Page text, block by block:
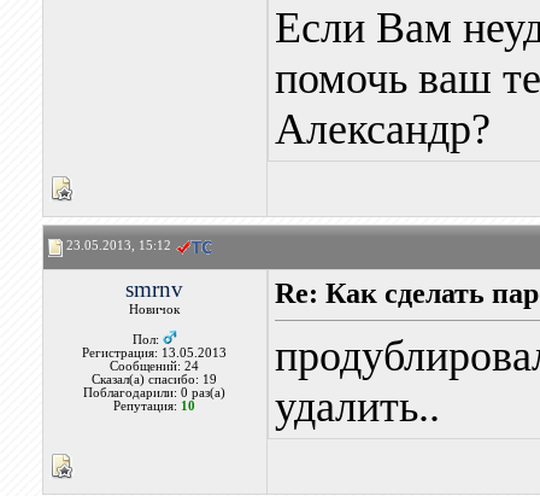
Если Вам
помочь ваш
Александр?
23.05.2013, 15:12
smrnv
Новичок
Пол:
Регистрация: 13.05.2013
Сообщений: 24
Сказал(а) спасибо: 19
Поблагодарили: 0 раз(а)
Репутация: 10
Re: Как сделать
удалить..